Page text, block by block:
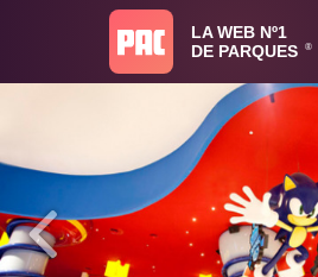
LA WEB Nº1
DE PARQUES
®